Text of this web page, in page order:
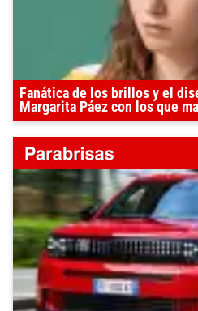
Fanática de los brillos y el
Margarita Páez con los que